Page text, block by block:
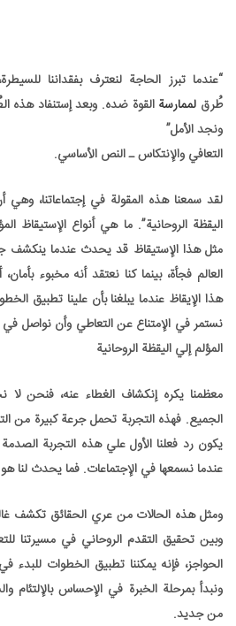
“عندما تبرز الحاجة لنعترف بفقداننا
طُرق لممارسة القوة ضده. وبعد إستنفاد هذه
ونجد الأمل”
التعافي والإنتكاس ـ النص الأساسي.
لقد سمعنا هذه المقولة في إجتماعاتنا، وهي
اليقظة الروحانية”. ما هي أنواع الإستيقاظ
مثل هذا الإستيقاظ قد يحدث عندما ينكشف
العالم فجأة، بينما كنا نعتقد أنه مخبوء
هذا الإيقاظ عندما يبلغنا بأن علينا تطبيق
المؤلم إلي اليقظة الروحانية
معظمنا يكره إنكشاف الغطاء عنه، فنحن
الجميع. فهذه التجربة تحمل جرعة كبيرة من
يكون رد فعلنا الأول علي هذه التجربة
عندما نسمعها في الإجتماعات. فما يحدث لنا
ومثل هذه الحالات من عري الحقائق تكشف
وبين تحقيق التقدم الروحاني في مسيرتنا
الحواجز، فإنه يمكننا تطبيق الخطوات للبدء
ونبدأ بمرحلة الخبرة في الإحساس بالإلتئام
من جديد.